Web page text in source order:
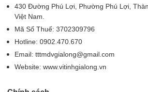
430 Đường Phú Lợi, Phường Phú Lợi,
Việt Nam.
Mã Số Thuế: 3702309796
Hotline: 0902.470.670
Email: tttmdvgialong@gmail.com
Website: www.vitinhgialong.vn